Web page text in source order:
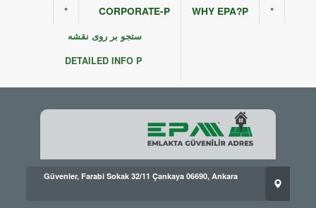
* CORPORATE-P
ستجو بر روی نقشه
DETAILED INFO P
WHY EPA?P *
Güvenler, Farabi Sokak 32/11 Çankaya 06690, Ankara